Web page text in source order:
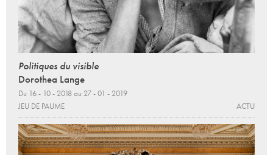
Politiques du visible
Dorothea Lange
Du 16 - 10 - 2018 au 27 - 01 - 2019
JEU DE PAUME
ACTU